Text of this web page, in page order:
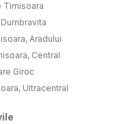
Timisoara
Aradului
Central
Giroc
Ultracentral